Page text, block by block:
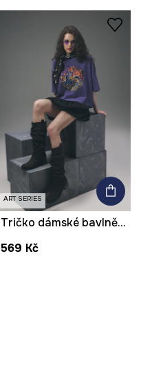
ART SERIES
Tričko dámské bavlněné z kolekce Tattoo Art by Marcel Ustowski (MUS TATTOO)
569 Kč